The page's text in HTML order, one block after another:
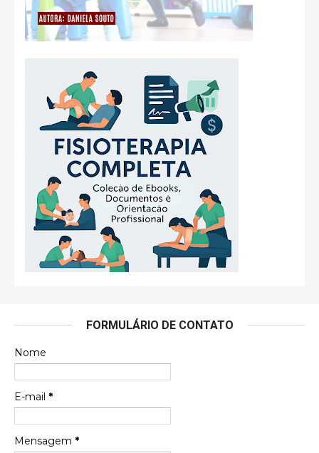
FORMULÁRIO DE CONTATO
Nome
E-mail *
Mensagem *